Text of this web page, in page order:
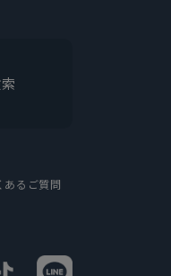
あるご質問